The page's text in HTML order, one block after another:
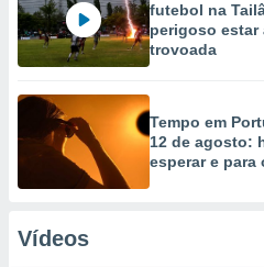
futebol na
perigoso estar
trovoada
Tempo em
12 de agosto:
esperar e para
Vídeos